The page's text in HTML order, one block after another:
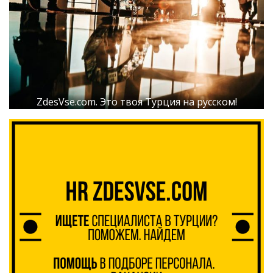
ZdesVse.com. Это твоя Турция на русском!